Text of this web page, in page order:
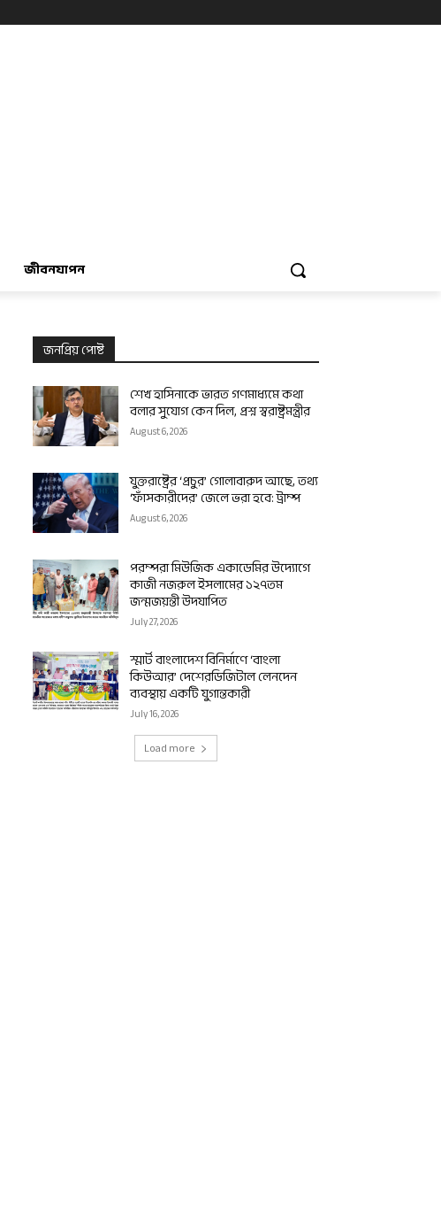
জীবনযাপন
জনপ্রিয় পোষ্ট
শেখ হাসিনাকে ভারত গণমাধ্যমে কথা
বলার সুযোগ কেন দিল, প্রশ্ন স্বরাষ্ট্রমন্ত্রীর
August 6, 2026
যুক্তরাষ্ট্রের ‘প্রচুর’ গোলাবারুদ আছে, তথ্য
‘ফাঁসকারীদের’ জেলে ভরা হবে: ট্রাম্প
August 6, 2026
পরম্পরা মিউজিক একাডেমির উদ্যোগে
কাজী নজরুল ইসলামের ১২৭তম
জন্মজয়ন্তী উদযাপিত
July 27, 2026
স্মার্ট বাংলাদেশ বিনির্মাণে ‘বাংলা
কিউআর’ দেশেরডিজিটাল লেনদেন
ব্যবস্থায় একটি যুগান্তকারী
July 16, 2026
Load more